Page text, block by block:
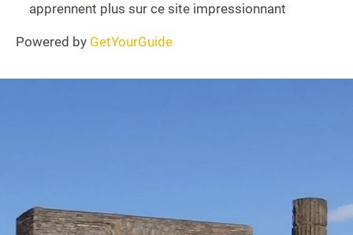
apprennent plus sur ce site impressionnant
Powered by GetYourGuide